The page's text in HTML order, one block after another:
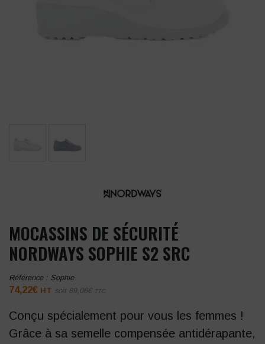
MOCASSINS DE SÉCURITÉ
NORDWAYS SOPHIE S2 SRC
Référence : Sophie
74,22€ HT soit 89,06€ TTC
Conçu spécialement pour vous les femmes !
Grâce à sa semelle compensée antidérapante,